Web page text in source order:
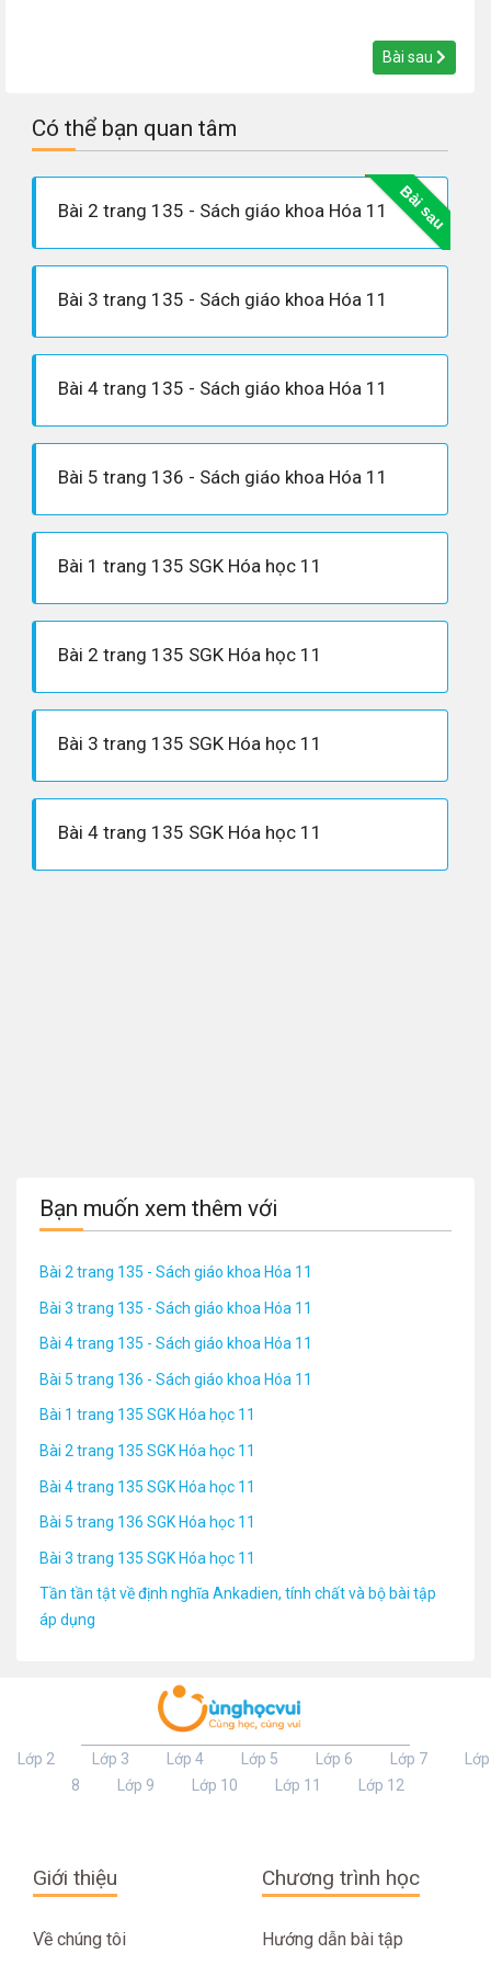
Bài sau
Có thể bạn quan tâm
Bài sau
Bài 2 trang 135 - Sách giáo khoa Hóa 11
Bài 3 trang 135 - Sách giáo khoa Hóa 11
Bài 4 trang 135 - Sách giáo khoa Hóa 11
Bài 5 trang 136 - Sách giáo khoa Hóa 11
Bài 1 trang 135 SGK Hóa học 11
Bài 2 trang 135 SGK Hóa học 11
Bài 3 trang 135 SGK Hóa học 11
Bài 4 trang 135 SGK Hóa học 11
Bạn muốn xem thêm với
Bài 2 trang 135 - Sách giáo khoa Hóa 11
Bài 3 trang 135 - Sách giáo khoa Hóa 11
Bài 4 trang 135 - Sách giáo khoa Hóa 11
Bài 5 trang 136 - Sách giáo khoa Hóa 11
Bài 1 trang 135 SGK Hóa học 11
Bài 2 trang 135 SGK Hóa học 11
Bài 4 trang 135 SGK Hóa học 11
Bài 5 trang 136 SGK Hóa học 11
Bài 3 trang 135 SGK Hóa học 11
Tần tần tật về định nghĩa Ankadien, tính chất và bộ bài tập
áp dụng
Lớp 2 Lớp 3 Lớp 4 Lớp 5 Lớp 6 Lớp 7
Lớp
8
Lớp 9 Lớp 10 Lớp 11 Lớp 12
Giới thiệu
Về chúng tôi
Chương trình học
Hướng dẫn bài tập